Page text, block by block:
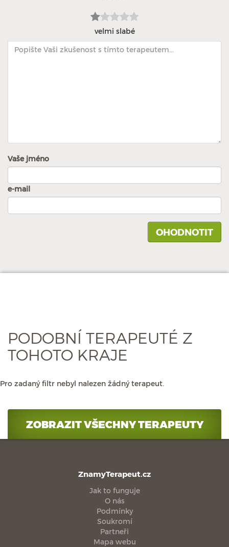
velmi slabé
Vaše jméno
e-mail
PODOBNÍ TERAPEUTÉ Z
TOHOTO KRAJE
Pro zadaný filtr nebyl nalezen žádný terapeut.
ZOBRAZIT VŠECHNY TERAPEUTY
ZnamyTerapeut.cz
Jak to funguje
O nás
Podmínky
Soukromí
Partneři
Mapa webu